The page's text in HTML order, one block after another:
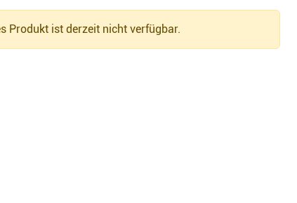
Produkt ist derzeit nicht verfügbar.